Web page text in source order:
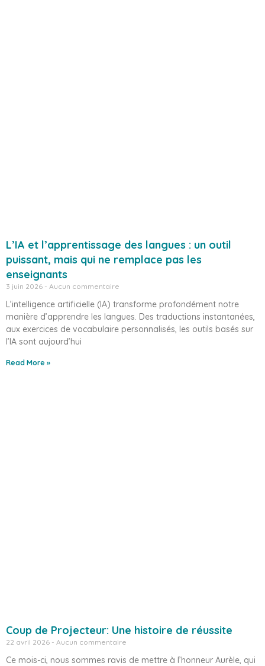
L’IA et l’apprentissage des langues : un outil
puissant, mais qui ne remplace pas les
enseignants
3 juin 2026 Aucun commentaire
L’intelligence artificielle (IA) transforme profondément notre
manière d’apprendre les langues. Des traductions instantanées,
aux exercices de vocabulaire personnalisés, les outils basés sur
l’IA sont aujourd’hui
Read More »
Coup de Projecteur: Une histoire de réussite
22 avril 2026 Aucun commentaire
Ce mois-ci, nous sommes ravis de mettre à l’honneur Aurèle, qui